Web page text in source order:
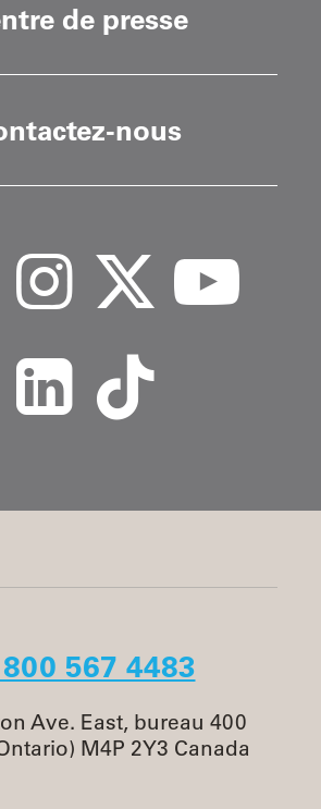
de presse
nous
567 4483
Ave. East, bureau 400
M4P 2Y3 Canada